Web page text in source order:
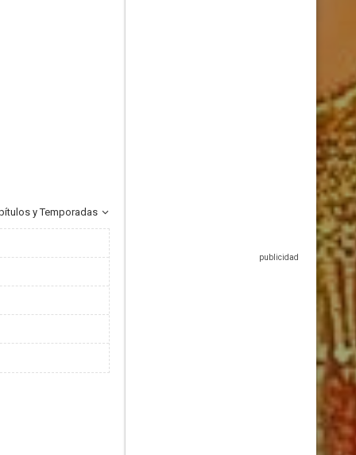
y Temporadas